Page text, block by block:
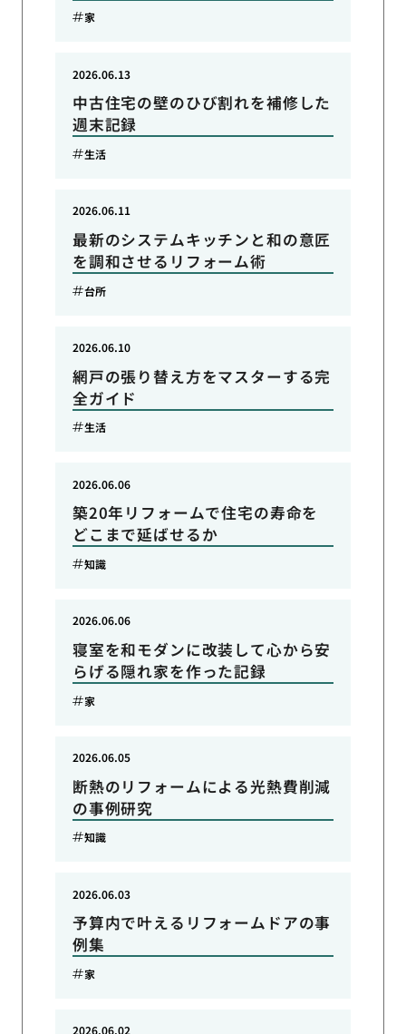
家
中古住宅の壁のひび割れを補修した
週末記録
2026.06.13
生活
最新のシステムキッチンと和の意匠
を調和させるリフォーム術
2026.06.11
台所
網戸の張り替え方をマスターする完
全ガイド
2026.06.10
生活
築20年リフォームで住宅の寿命を
どこまで延ばせるか
2026.06.06
知識
寝室を和モダンに改装して心から安
らげる隠れ家を作った記録
2026.06.06
家
断熱のリフォームによる光熱費削減
の事例研究
2026.06.05
知識
予算内で叶えるリフォームドアの事
例集
2026.06.03
家
2026.06.02